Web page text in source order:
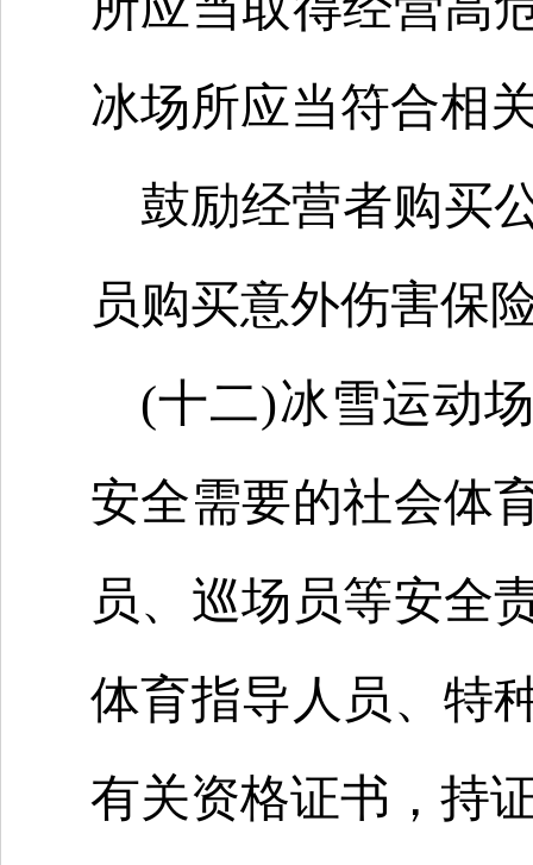
冰场所应当符合相
鼓励经营者购买
员购买意外伤害保
(十二)冰雪运动
安全需要的社会体
员、巡场员等安全
体育指导人员、特
有关资格证书，持